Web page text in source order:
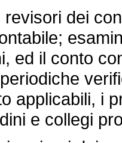
dei
ed il conto
applicabili, i
e collegi